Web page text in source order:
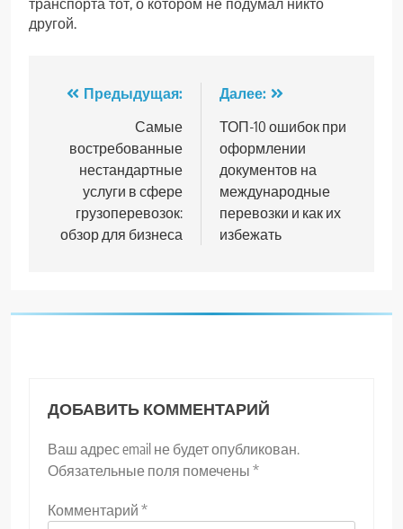
транспорта тот, о котором не подумал никто
другой.
Навигация
записям
Предыдущая:
Самые
востребованные
нестандартные
услуги в сфере
грузоперевозок:
обзор для бизнеса
Далее:
ТОП-10 ошибок при
оформлении
документов на
международные
перевозки и как их
избежать
ДОБАВИТЬ КОММЕНТАРИЙ
Ваш адрес email не будет опубликован.
Обязательные поля помечены *
Комментарий *